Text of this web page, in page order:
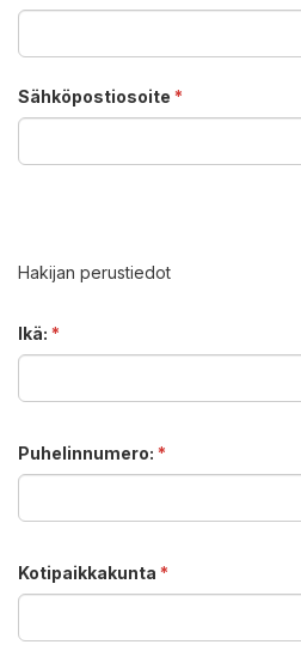
Sähköpostiosoite *
Hakijan perustiedot
Ikä: *
Puhelinnumero: *
Kotipaikkakunta *